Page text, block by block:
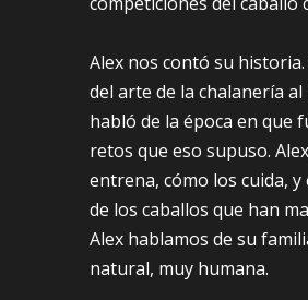
Alex nos contó su
del arte de la chalanería
habló de la época en que
retos que eso supuso.
entrena, cómo los cuida,
de los caballos que han
Alex hablamos de su
natural, muy humana.